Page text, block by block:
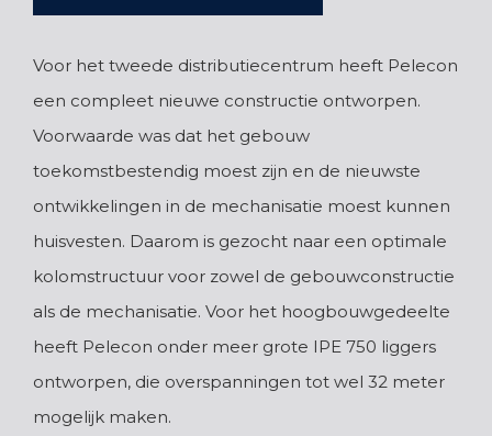
Voor het tweede distributiecentrum heeft Pelecon
een compleet nieuwe constructie ontworpen.
Voorwaarde was dat het gebouw
toekomstbestendig moest zijn en de nieuwste
ontwikkelingen in de mechanisatie moest kunnen
huisvesten. Daarom is gezocht naar een optimale
kolomstructuur voor zowel de gebouwconstructie
als de mechanisatie. Voor het hoogbouwgedeelte
heeft Pelecon onder meer grote IPE 750 liggers
ontworpen, die overspanningen tot wel 32 meter
mogelijk maken.